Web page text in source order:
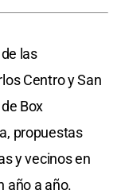
las
Centro y San
Box
propuestas
y vecinos en
año a año.